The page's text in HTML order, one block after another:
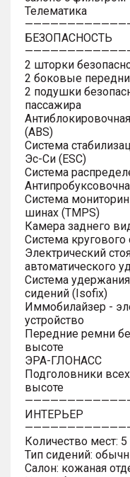
Телематика
БЕЗОПАСНОСТЬ
2 шторки
2 боковые
2 подушки
пассажира
(ABS)
Система
Эс-Си (ESC)
Система
Система
шинах (TMPS)
Камера заднего
Система кругового
Электрический
автоматического
Система
сидений (Isofix)
Иммобилайзер -
устройство
Передние ремни
высоте
ЭРА-ГЛОНАСС
Подголовники
высоте
ИНТЕРЬЕР
Количество мест: 5
Тип сидений:
Салон: кожаная